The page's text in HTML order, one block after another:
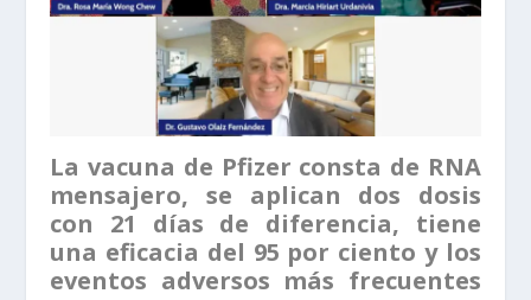
La vacuna de Pfizer consta de RNA
mensajero, se aplican dos dosis
con 21 días de diferencia, tiene
una eficacia del 95 por ciento y los
eventos adversos más frecuentes